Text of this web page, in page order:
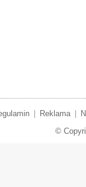
Reklama
©